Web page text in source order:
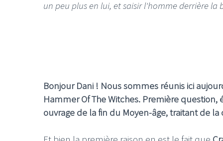
un peu plus en lui, et saisir l'homme derrière la
Bonjour Dani ! Nous sommes réunis ici
Hammer Of The Witches. Première
ouvrage de la fin du Moyen-âge, traitant de la